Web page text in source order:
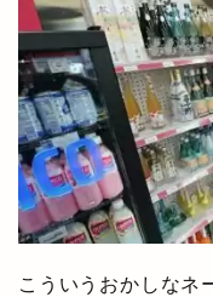
こういうおかしなネ